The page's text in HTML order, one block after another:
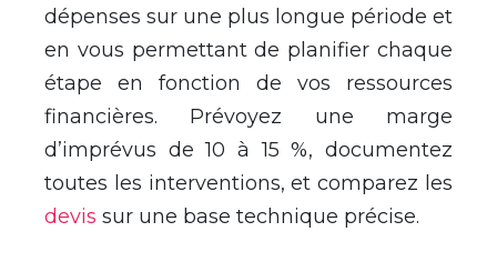
dépenses sur une plus longue période et
en vous permettant de planifier chaque
étape en fonction de vos ressources
financières. Prévoyez une marge
d’imprévus de 10 à 15 %, documentez
toutes les interventions, et comparez les
devis sur une base technique précise.